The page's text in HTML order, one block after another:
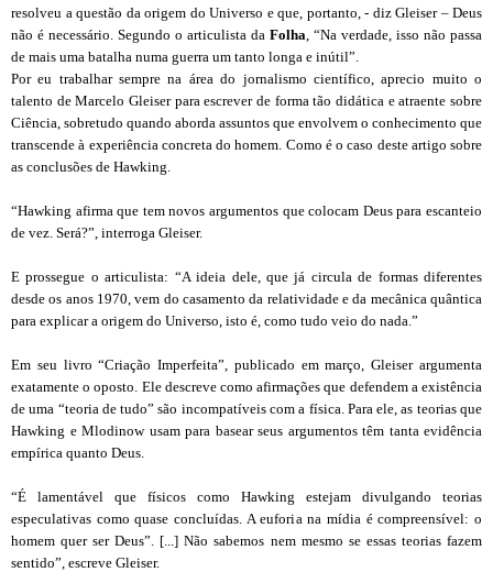
resolveu a questão da origem do Universo e que, portanto, - diz Gleiser – Deus
não é necessário. Segundo o articulista da Folha , “Na verdade, isso não passa
de mais uma batalha numa guerra um tanto longa e inútil”.
Por eu trabalhar sempre na área do jornalismo científico, aprecio muito o
talento de Marcelo Gleiser para escrever de forma tão didática e atraente sobre
Ciência, sobretudo quando aborda assuntos que envolvem o conhecimento que
transcende à experiência concreta do homem. Como é o caso deste artigo sobre
as conclusões de Hawking.
“Hawking afirma que tem novos argumentos que colocam Deus para escanteio
de vez. Será?”, interroga Gleiser.
E prossegue o articulista: “A ideia dele, que já circula de formas diferentes
desde os anos 1970, vem do casamento da relatividade e da mecânica quântica
para explicar a origem do Universo, isto é, como tudo veio do nada.”
Em seu livro “Criação Imperfeita”, publicado em março, Gleiser argumenta
exatamente o oposto. Ele descreve como afirmações que defendem a existência
de uma “teoria de tudo” são incompatíveis com a física. Para ele, as teorias que
Hawking e Mlodinow usam para basear seus argumentos têm tanta evidência
empírica quanto Deus.
“É lamentável que físicos como Hawking estejam divulgando teorias
especulativas como quase concluídas. A euforia na mídia é compreensível: o
homem quer ser Deus”. [...] Não sabemos nem mesmo se essas teorias fazem
sentido”, escreve Gleiser.